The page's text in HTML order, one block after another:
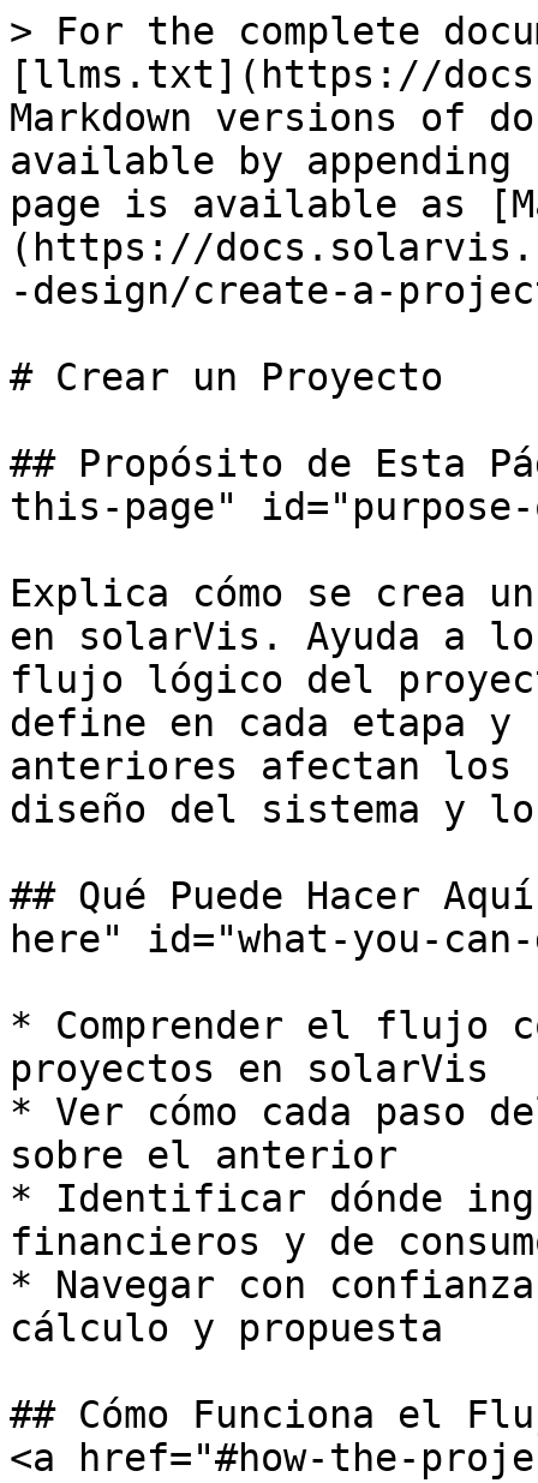
> For the complete
[llms.txt](https://
Markdown versions of
available by
page is available as
(https://
-design/create-a-
# Crear un Proyecto
## Propósito de Esta
this-page"
Explica cómo se crea
en solarVis. Ayuda a
flujo lógico del
define en cada etapa y
anteriores afectan
diseño del sistema y
## Qué Puede Hacer
here" id="what-you-
* Comprender el flujo
proyectos en solarVis
* Ver cómo cada paso
sobre el anterior
* Identificar dónde
financieros y de
* Navegar con
cálculo y propuesta
## Cómo Funciona el
<a href="#how-the-